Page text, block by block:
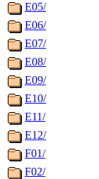
E05/
E06/
E07/
E08/
E09/
E10/
E11/
E12/
F01/
F02/